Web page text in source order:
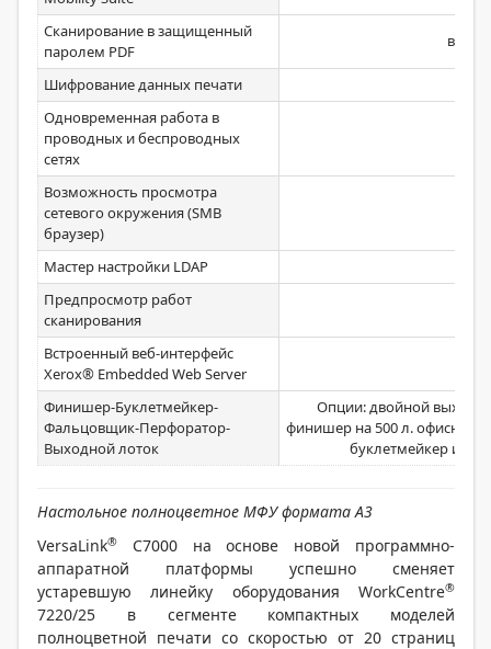
Сканирование в защищенный
паролем PDF
в
Шифрование данных печати
Одновременная работа в
проводных и беспроводных
сетях
Возможность просмотра
сетевого окружения (SMB
браузер)
Мастер настройки LDAP
Предпросмотр работ
сканирования
Встроенный веб-интерфейс
Xerox® Embedded Web Server
Финишер-Буклетмейкер-
Фальцовщик-Перфоратор-
Выходной лоток
Опции: двойной
финишер на 500 л. офисный
буклетмейкер и
Настольное полноцветное МФУ формата А3
VersaLink®
C7000 на основе новой программно-
аппаратной платформы успешно сменяет
устаревшую линейку оборудования WorkCentre®
7220/25 в сегменте компактных моделей
полноцветной печати со скоростью от 20 страниц